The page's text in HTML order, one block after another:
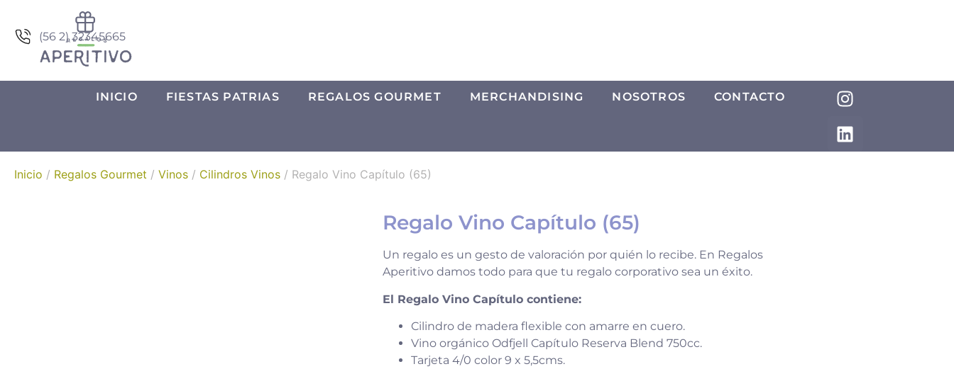
(56 2) 32345665
INICIO FIESTAS PATRIAS REGALOS GOURMET MERCHANDISING NOSOTROS CONTACTO
Inicio / Regalos Gourmet / Vinos / Cilindros Vinos / Regalo Vino Capítulo (65)
Regalo Vino Capítulo (65)
Un regalo es un gesto de valoración por quién lo recibe. En Regalos
Aperitivo damos todo para que tu regalo corporativo sea un éxito.
El Regalo Vino Capítulo contiene:
Cilindro de madera flexible con amarre en cuero.
Vino orgánico Odfjell Capítulo Reserva Blend 750cc.
Tarjeta 4/0 color 9 x 5,5cms.